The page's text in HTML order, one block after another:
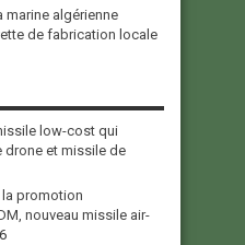
marine algérienne
de fabrication locale
low-cost qui
drone et missile de
promotion
nouveau missile air-